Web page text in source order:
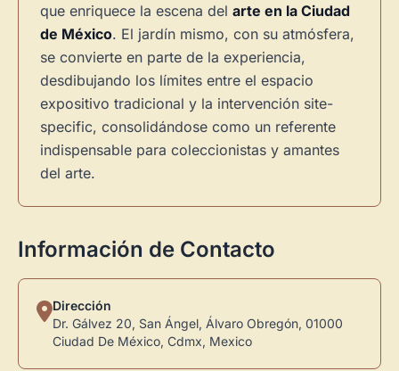
que enriquece la escena del arte en la Ciudad
de México. El jardín mismo, con su atmósfera,
se convierte en parte de la experiencia,
desdibujando los límites entre el espacio
expositivo tradicional y la intervención site-
specific, consolidándose como un referente
indispensable para coleccionistas y amantes
del arte.
Información de Contacto
Dirección
Dr. Gálvez 20, San Ángel, Álvaro Obregón, 01000
Ciudad De México, Cdmx, Mexico